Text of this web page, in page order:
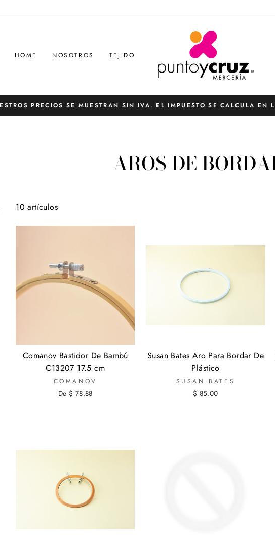
HOME NOSOTROS TEJIDO
diapositivas
PRECIOS SE MUESTRAN SIN IVA. EL IMPUESTO SE CALCULA EN
AROS DE
10 artículos
Comanov Bastidor De Bambú
C13207 17.5 cm
COMANOV
De $ 78.88
Susan Bates Aro Para Bordar De
Plástico
SUSAN BATES
$ 85.00